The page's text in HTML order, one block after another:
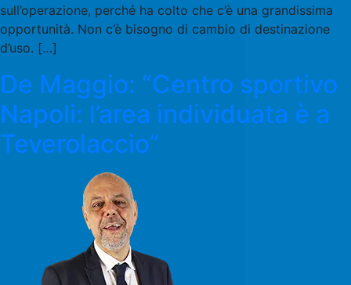
sull’operazione, perché ha colto che c’è una grandissima
opportunità. Non c’è bisogno di cambio di destinazione
d’uso. […]
De Maggio: “Centro sportivo
Napoli: l’area individuata è a
Teverolaccio”